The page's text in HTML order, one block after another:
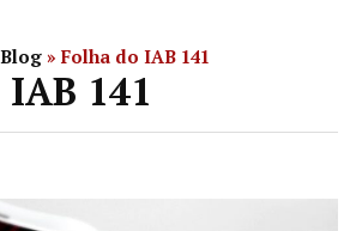
» Folha do IAB 141
141